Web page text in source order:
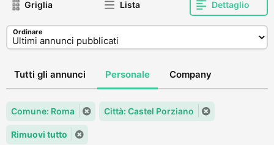
Griglia Lista Dettaglio
Ordinare
Tutti gli annunci Personale Company
Comune: Roma Città: Castel Porziano
Rimuovi tutto